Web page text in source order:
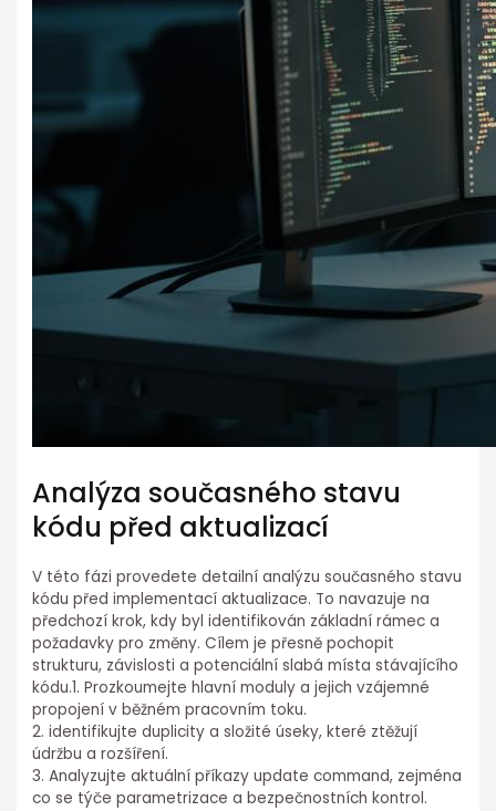
Analýza⁢ současného stavu
⁣kódu před aktualizací
V této fázi ⁢provedete ⁤detailní⁢ analýzu současného stavu
kódu před implementací aktualizace.⁤ To navazuje na
předchozí krok, kdy byl identifikován základní ⁢rámec a
požadavky pro změny. Cílem je ⁣přesně pochopit
⁣strukturu, závislosti a potenciální slabá ⁤místa stávajícího
kódu.1. Prozkoumejte hlavní moduly a⁣ jejich vzájemné
propojení v ⁤běžném pracovním toku.
2. identifikujte duplicity a⁤ složité úseky, které ztěžují
údržbu a rozšíření.
3. Analyzujte aktuální ⁢příkazy update command, zejména
⁤co se týče parametrizace a bezpečnostních⁤ kontrol.